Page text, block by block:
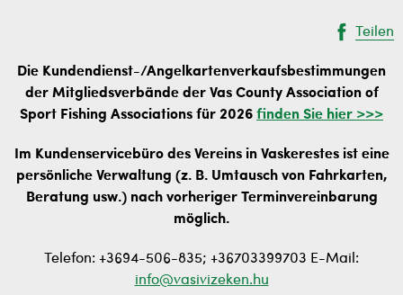
Teilen
Die Kundendienst-/Angelkartenverkaufsbestimmungen
der Mitgliedsverbände der Vas County Association of
Sport Fishing Associations für 2026 finden Sie hier >>>
Im Kundenservicebüro des Vereins in Vaskerestes ist eine
persönliche Verwaltung (z. B. Umtausch von Fahrkarten,
Beratung usw.) nach vorheriger Terminvereinbarung
möglich.
Telefon: +3694-506-835; +36703399703 E-Mail:
info@vasivizeken.hu